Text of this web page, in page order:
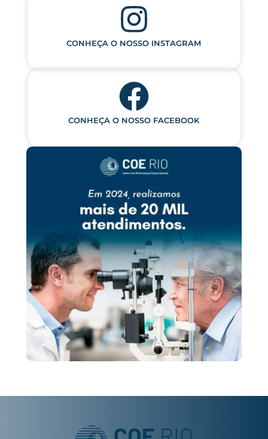
CONHEÇA O NOSSO INSTAGRAM
CONHEÇA O NOSSO FACEBOOK